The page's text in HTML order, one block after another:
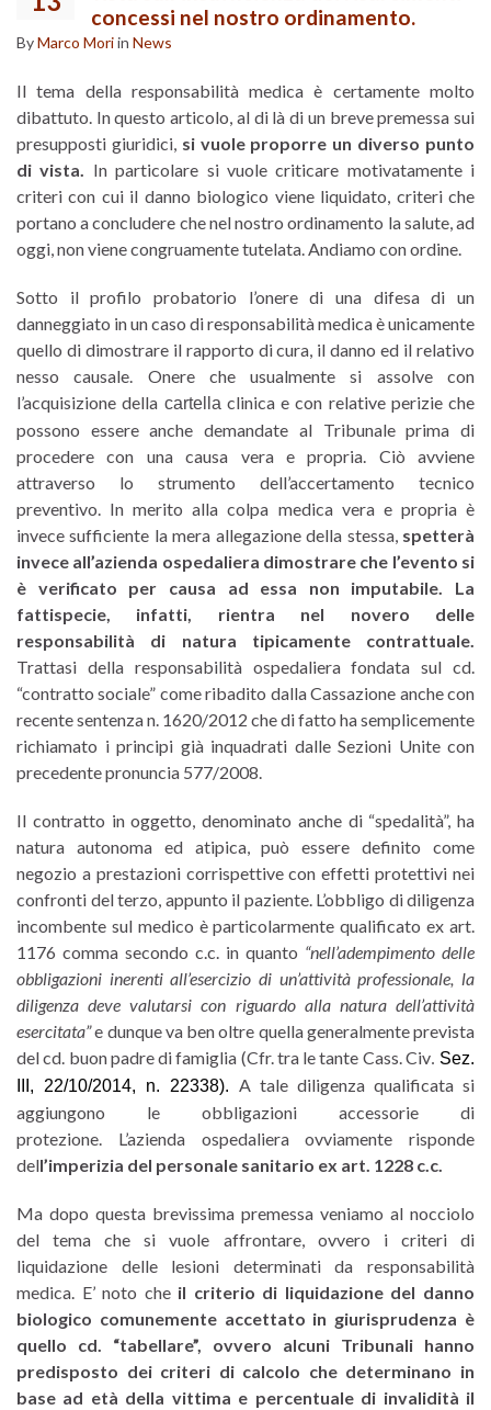
concessi nel nostro ordinamento.
ByMarco Moriin News
Il tema della responsabilità medica è certamente molto
dibattuto. In questo articolo, al di là di un breve premessa sui
presupposti giuridici, si vuole proporre un diverso punto
di vista. In particolare si vuole criticare motivatamente i
criteri con cui il danno biologico viene liquidato, criteri che
portano a concludere che nel nostro ordinamento la salute, ad
oggi, non viene congruamente tutelata. Andiamo con ordine.
Sotto il profilo probatorio l’onere di una difesa di un
danneggiato in un caso di responsabilità medica è unicamente
quello di dimostrare il rapporto di cura, il danno ed il relativo
nesso causale. Onere che usualmente si assolve con
l’acquisizione della cartella clinica e con relative perizie che
possono essere anche demandate al Tribunale prima di
procedere con una causa vera e propria. Ciò avviene
attraverso lo strumento dell’accertamento tecnico
preventivo. In merito alla colpa medica vera e propria è
invece sufficiente la mera allegazione della stessa, spetterà
invece all’azienda ospedaliera dimostrare che l’evento si
è verificato per causa ad essa non imputabile. La
fattispecie, infatti, rientra nel novero delle
responsabilità di natura tipicamente contrattuale.
Trattasi della responsabilità ospedaliera fondata sul cd.
“contratto sociale” come ribadito dalla Cassazione anche con
recente sentenza n. 1620/2012 che di fatto ha semplicemente
richiamato i principi già inquadrati dalle Sezioni Unite con
precedente pronuncia 577/2008.
Il contratto in oggetto, denominato anche di “spedalità”, ha
natura autonoma ed atipica, può essere definito come
negozio a prestazioni corrispettive con effetti protettivi nei
confronti del terzo, appunto il paziente. L’obbligo di diligenza
incombente sul medico è particolarmente qualificato ex art.
1176 comma secondo c.c. in quanto “nell’adempimento delle
obbligazioni inerenti all’esercizio di un’attività professionale, la
diligenza deve valutarsi con riguardo alla natura dell’attività
esercitata”e dunque va ben oltre quella generalmente prevista
del cd. buon padre di famiglia (Cfr. tra le tante Cass. Civ. Sez.
III, 22/10/2014, n. 22338). A tale diligenza qualificata si
aggiungono le obbligazioni accessorie di
protezione. L’azienda ospedaliera ovviamente risponde
dell’imperizia del personale sanitario ex art. 1228 c.c.
Ma dopo questa brevissima premessa veniamo al nocciolo
del tema che si vuole affrontare, ovvero i criteri di
liquidazione delle lesioni determinati da responsabilità
medica. E’ noto che il criterio di liquidazione del danno
biologico comunemente accettato in giurisprudenza è
quello cd. “tabellare”, ovvero alcuni Tribunali hanno
predisposto dei criteri di calcolo che determinano in
base ad età della vittima e percentuale di invalidità il